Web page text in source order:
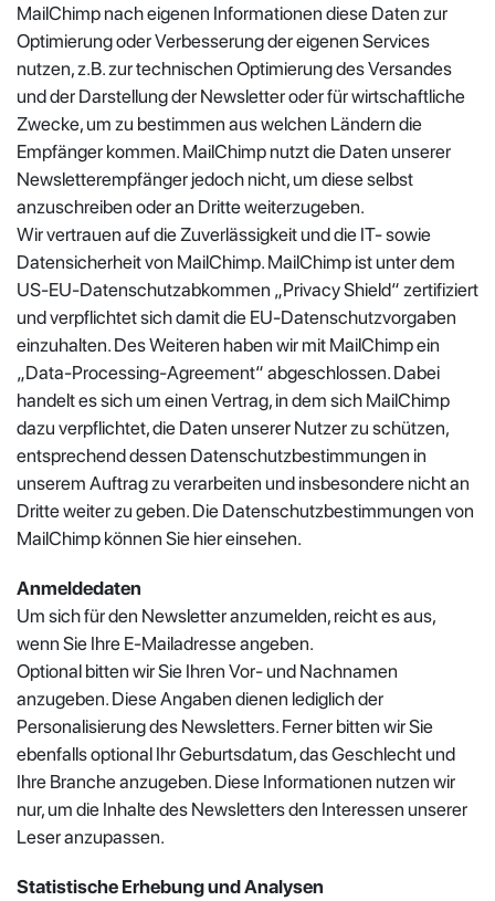
MailChimp nach eigenen Informationen diese Daten zur
Optimierung oder Verbesserung der eigenen Services
nutzen, z.B. zur technischen Optimierung des Versandes
und der Darstellung der Newsletter oder für wirtschaftliche
Zwecke, um zu bestimmen aus welchen Ländern die
Empfänger kommen. MailChimp nutzt die Daten unserer
Newsletterempfänger jedoch nicht, um diese selbst
anzuschreiben oder an Dritte weiterzugeben.
Wir vertrauen auf die Zuverlässigkeit und die IT- sowie
Datensicherheit von MailChimp. MailChimp ist unter dem
US-EU-Datenschutzabkommen „Privacy Shield“ zertifiziert
und verpflichtet sich damit die EU-Datenschutzvorgaben
einzuhalten. Des Weiteren haben wir mit MailChimp ein
„Data-Processing-Agreement“ abgeschlossen. Dabei
handelt es sich um einen Vertrag, in dem sich MailChimp
dazu verpflichtet, die Daten unserer Nutzer zu schützen,
entsprechend dessen Datenschutzbestimmungen in
unserem Auftrag zu verarbeiten und insbesondere nicht an
Dritte weiter zu geben. Die Datenschutzbestimmungen von
MailChimp können Sie hier einsehen.
Anmeldedaten
Um sich für den Newsletter anzumelden, reicht es aus,
wenn Sie Ihre E-Mailadresse angeben.
Optional bitten wir Sie Ihren Vor- und Nachnamen
anzugeben. Diese Angaben dienen lediglich der
Personalisierung des Newsletters. Ferner bitten wir Sie
ebenfalls optional Ihr Geburtsdatum, das Geschlecht und
Ihre Branche anzugeben. Diese Informationen nutzen wir
nur, um die Inhalte des Newsletters den Interessen unserer
Leser anzupassen.
Statistische Erhebung und Analysen